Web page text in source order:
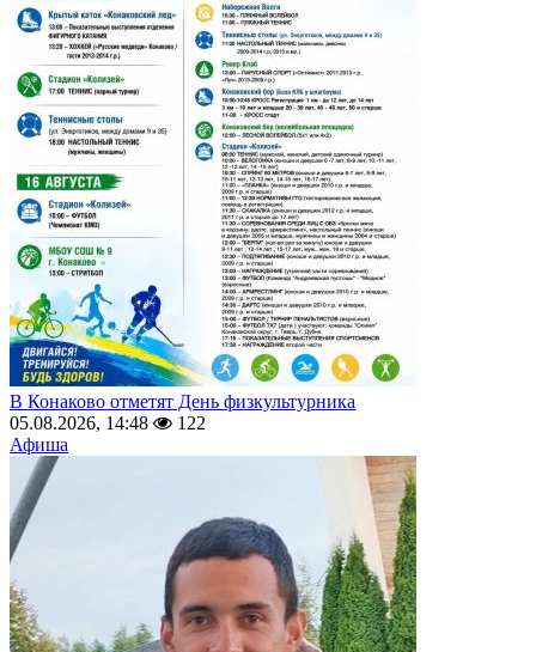
В Конаково отметят День физкультурника
05.08.2026, 14:48
122
Афиша